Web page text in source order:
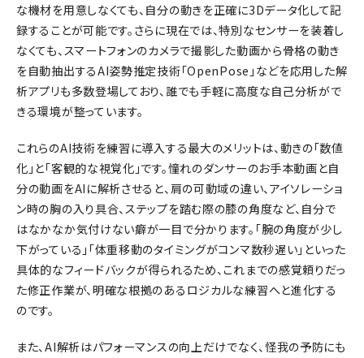
な機材を用意しなくても、自分の動きを正確に3Dデータ化して記
録することが可能です。さらに現在では、特別なセンサーを装着し
なくても、スマートフォンのカメラで撮影した動画から骨格の動き
を自動抽出するAI姿勢推定技術「OpenPose」などを応用した解
析アプリも多数登場しており、誰でも手軽に高度な自己分析がで
きる環境が整っています。
これらのAI技術を練習に導入する最大のメリットは、動きの「数値
化」と「客観的な視覚化」です。憧れのダンサーのお手本動画と自
分の動画をAIに解析させると、肩の可動域の違い、アイソレーショ
ン時の胸の入り具合、ステップを踏む際の膝の角度など、自分で
はなかなか気付けない癖が一目で分かります。「腕の角度が少し
下がっている」「体重移動のタイミングがコンマ数秒遅い」といった
具体的なフィードバックが得られるため、これまでの感覚頼りだっ
た修正作業が、明確な根拠のあるロジカルな練習へと進化する
のです。
また、AI解析はパフォーマンスの向上だけでなく、怪我の予防にも